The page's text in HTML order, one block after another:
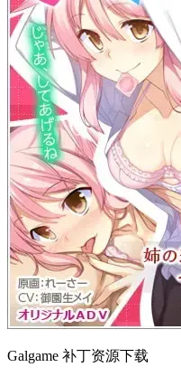
Galgame 补丁资源下载